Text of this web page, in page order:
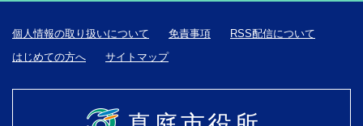
個人情報の取り扱いについて 免責事項
RSS配信について
はじめての方へ
サイトマップ